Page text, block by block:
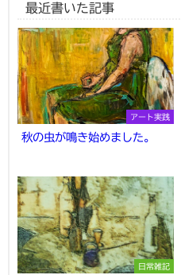
最近書いた記事
アート実践
秋の虫が鳴き始めました。
日常雑記